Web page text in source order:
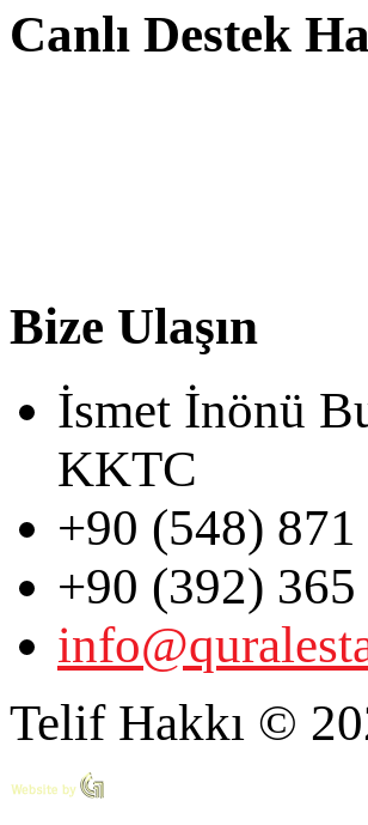
Canlı Destek
Bize Ulaşın
İsmet İnönü
KKTC
+90 (548) 871
+90 (392) 365
Telif Hakkı ©